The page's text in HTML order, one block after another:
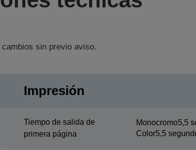
sin previo aviso.
Impresión
Tiempo de salida de
primera página
Monocromo5,5
Color5,5